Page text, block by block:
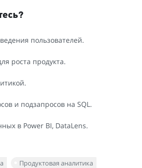
пользователей.
роста продукта.
запросов и подзапросов на SQL.
в Power BI, DataLens.
Продуктовая аналитика